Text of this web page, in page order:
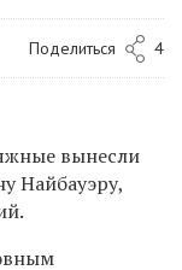
Поделиться 4
вынесли
Найбауэру,